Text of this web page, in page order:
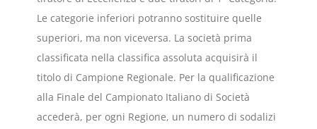
Le categorie inferiori potranno sostituire quelle
superiori, ma non viceversa. La società prima
classificata nella classifica assoluta acquisirà il
titolo di Campione Regionale. Per la qualificazione
alla Finale del Campionato Italiano di Società
accederà, per ogni Regione, un numero di sodalizi